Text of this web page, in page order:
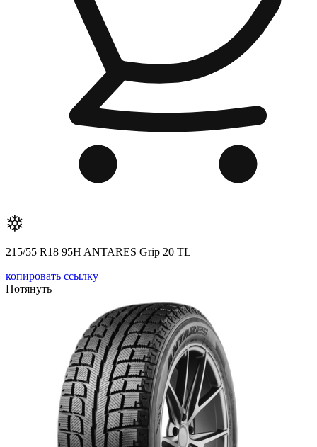
215/55 R18 95H ANTARES Grip 20 TL
копировать ссылку
Потянуть